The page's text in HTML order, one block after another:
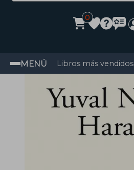
0
MENÚ Libros más vendidos